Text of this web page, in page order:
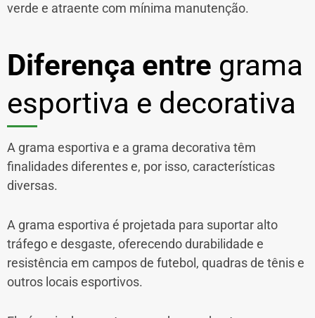
verde e atraente com mínima manutenção.
Diferença entre grama
esportiva e decorativa
A grama esportiva e a grama decorativa têm
finalidades diferentes e, por isso, características
diversas.
A grama esportiva é projetada para suportar alto
tráfego e desgaste, oferecendo durabilidade e
resistência em campos de futebol, quadras de tênis e
outros locais esportivos.